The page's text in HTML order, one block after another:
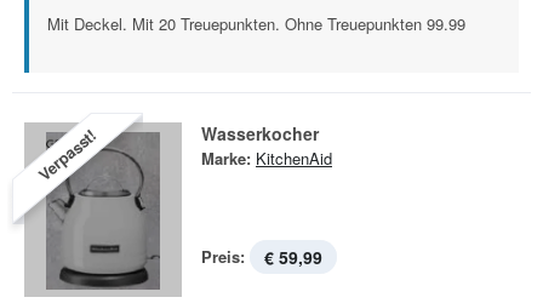
Mit Deckel. Mit 20 Treuepunkten. Ohne Treuepunkten 99.99
Verpasst! Wasserkocher
Marke: KitchenAid
Preis: € 59,99